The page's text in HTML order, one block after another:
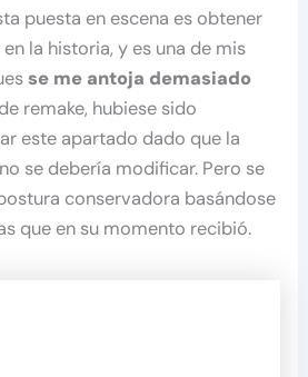
puesta en escena es obtener
la historia, y es una de mis
se me antoja demasiado
remake, hubiese sido
este apartado dado que la
se debería modificar. Pero se
conservadora basándose
que en su momento recibió.